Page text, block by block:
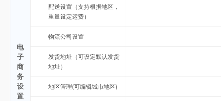
电
子
商
务
设
置
配送设置（支持根据地区，
重量设定运费）
物流公司设置
发货地址（可设定默认发货
地址）
地区管理(可编辑城市地区)